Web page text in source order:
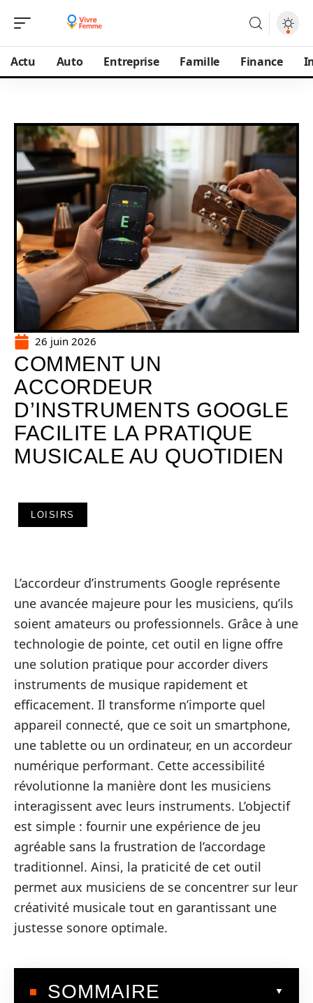
Actu Auto Entreprise Famille Finance
26 juin 2026
COMMENT UN
ACCORDEUR
D’INSTRUMENTS GOOGLE
FACILITE LA PRATIQUE
MUSICALE AU QUOTIDIEN
LOISIRS
L’accordeur d’instruments Google représente
une avancée majeure pour les musiciens, qu’ils
soient amateurs ou professionnels. Grâce à une
technologie de pointe, cet outil en ligne offre
une solution pratique pour accorder divers
instruments de musique rapidement et
efficacement. Il transforme n’importe quel
appareil connecté, que ce soit un smartphone,
une tablette ou un ordinateur, en un accordeur
numérique performant. Cette accessibilité
révolutionne la manière dont les musiciens
interagissent avec leurs instruments. L’objectif
est simple : fournir une expérience de jeu
agréable sans la frustration de l’accordage
traditionnel. Ainsi, la praticité de cet outil
permet aux musiciens de se concentrer sur leur
créativité musicale tout en garantissant une
justesse sonore optimale.
SOMMAIRE